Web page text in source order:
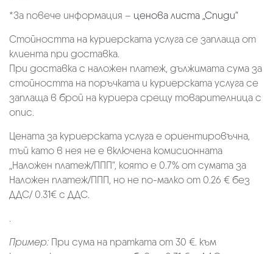
*За повече информация – ценова листа „Спиди“
Стойността на куриерската услуга се заплаща от
клиента при доставка.
При доставка с наложен платеж, дължимата сума за
стойността на поръчката и куриерската услуга се
заплаща в брой на куриера срещу товарителница с
опис.
Цената за куриерската услуга е ориентировъчна,
тъй като в нея не е включена комисионната
„Наложен платеж/ППП“, която е 0.7% от сумата за
Наложен платеж/ППП, но не по-малко от 0.26 € без
ДДС/ 0.31€ с ДДС.
.
Пример: При сума на пратката от 30 €. към